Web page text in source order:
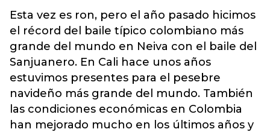
Esta vez es ron, pero el año pasado hicimos
el récord del baile típico colombiano más
grande del mundo en Neiva con el baile del
Sanjuanero. En Cali hace unos años
estuvimos presentes para el pesebre
navideño más grande del mundo. También
las condiciones económicas en Colombia
han mejorado mucho en los últimos años y